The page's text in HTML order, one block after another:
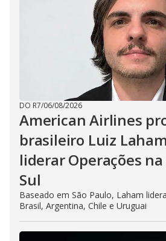
DO R7/06/08/2026
American Airlines
brasileiro Luiz
liderar Operações
Sul
Baseado em São Paulo, Laham
Brasil, Argentina, Chile e Uruguai